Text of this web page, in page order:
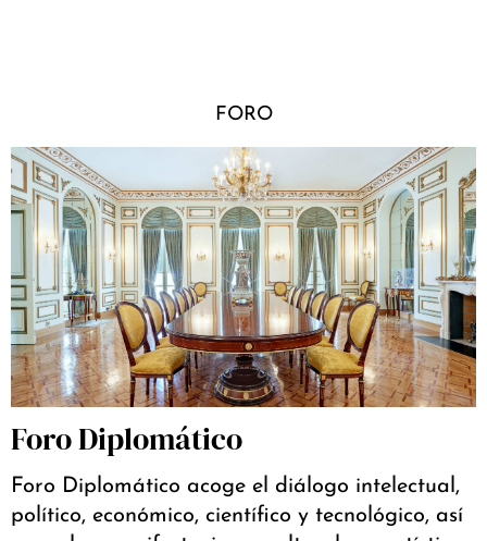
FORO
Foro Diplomático
Foro Diplomático acoge el diálogo intelectual,
político, económico, científico y tecnológico, así